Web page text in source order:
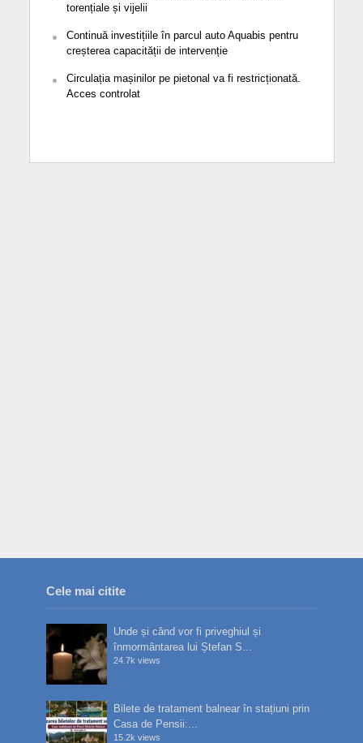
torențiale și vijelii
Continuă investițiile în parcul auto Aquabis pentru
creșterea capacității de intervenție
Circulația mașinilor pe pietonal va fi restricționată.
Acces controlat
Cele mai citite
Unde și când vor fi priveghiul și
înmormântarea lui Ștefan S...
24.7k views
Bilete de tratament balnear în stațiuni prin
Casa de Pensii:...
15.2k views